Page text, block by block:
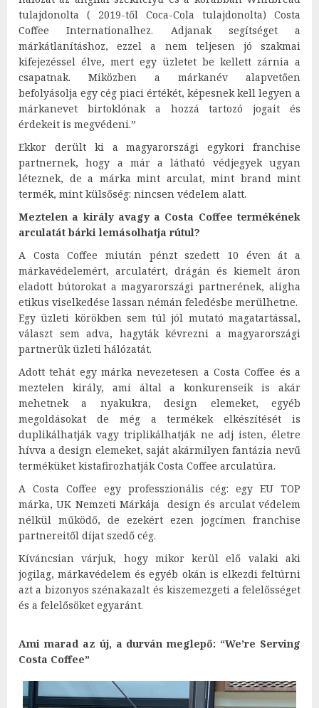
tulajdonolta ( 2019-től Coca-Cola tulajdonolta) Costa
Coffee Internationalhez. Adjanak segítséget a
márkátlanításhoz, ezzel a nem teljesen jó szakmai
kifejezéssel élve, mert egy üzletet be kellett zárnia a
csapatnak. Miközben a márkanév alapvetően
befolyásolja egy cég piaci értékét, képesnek kell legyen a
márkanevet birtoklónak a hozzá tartozó jogait és
érdekeit is megvédeni.”
Ekkor derült ki a magyarországi egykori franchise
partnernek, hogy a már a látható védjegyek ugyan
léteznek, de a márka mint arculat, mint brand mint
termék, mint külsőség: nincsen védelem alatt.
Meztelen a király avagy a Costa Coffee termékének
arculatát bárki lemásolhatja rútul?
A Costa Coffee miután pénzt szedett 10 éven át a
márkavédelemért, arculatért, drágán és kiemelt áron
eladott bútorokat a magyarországi partnerének, aligha
etikus viselkedése lassan némán feledésbe merülhetne.
Egy üzleti körökben sem túl jól mutató magatartással,
választ sem adva, hagyták kévrezni a magyarországi
partnerük üzleti hálózatát.
Adott tehát egy márka nevezetesen a Costa Coffee és a
meztelen király, ami által a konkurenseik is akár
mehetnek a nyakukra, design elemeket, egyéb
megoldásokat de még a termékek elkészítését is
duplikálhatják vagy triplikálhatják ne adj isten, életre
hívva a design elemeket, saját akármilyen fantázia nevű
terméküket kistafirozhatják Costa Coffee arculatúra.
A Costa Coffee egy professzionális cég: egy EU TOP
márka, UK Nemzeti Márkája design és arculat védelem
nélkül működő, de ezekért ezen jogcímen franchise
partnereitől díjat szedő cég.
Kíváncsian várjuk, hogy mikor kerül elő valaki aki
jogilag, márkavédelem és egyéb okán is elkezdi feltúrni
azt a bizonyos szénakazalt és kiszemezgeti a felelősséget
és a felelősöket egyaránt.
Ami marad az új, a durván meglepő: “We’re Serving
Costa Coffee”